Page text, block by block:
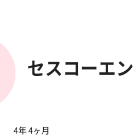
セスコーエン
4年 4ヶ月